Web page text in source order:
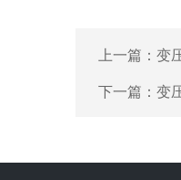
上一篇： 变
下一篇： 变